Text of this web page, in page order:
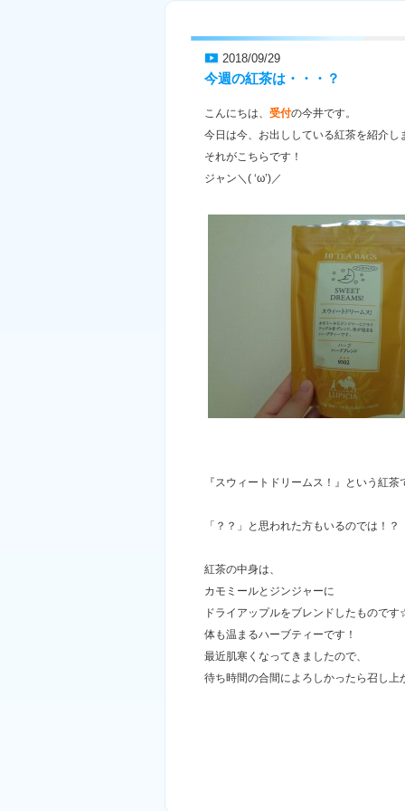
2018/09/29
今週の紅茶は・・・？
こんにちは、 受付の今井です。
今日は今、お出ししている紅茶を紹介し
それがこちらです！
ジャン＼( ‘ω’)／
『スウィートドリームス！』という紅茶
「？？」と思われた方もいるのでは！？
紅茶の中身は、
カモミールとジンジャーに
ドライアップルをブレンドしたもので
体も温まるハーブティーです！
最近肌寒くなってきましたので、
待ち時間の合間によろしかったら召し